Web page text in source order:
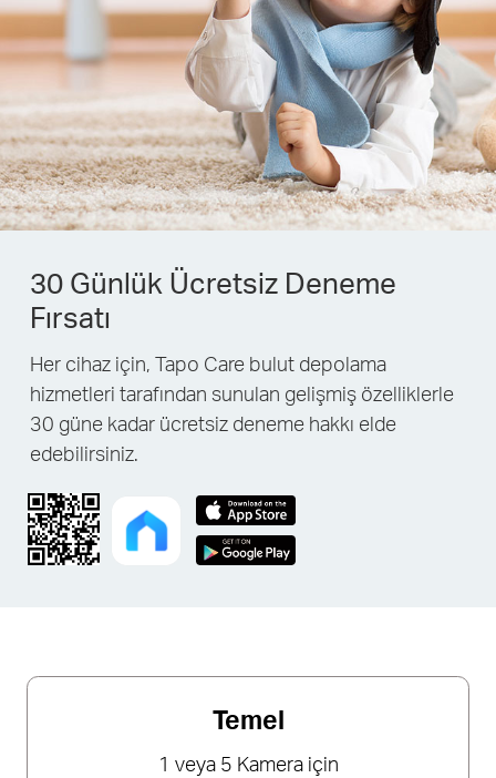
30 Günlük Ücretsiz Deneme
Fırsatı
Her cihaz için, Tapo Care bulut depolama
hizmetleri tarafından sunulan gelişmiş özelliklerle
30 güne kadar ücretsiz deneme hakkı elde
edebilirsiniz.
Temel
1 veya 5 Kamera için